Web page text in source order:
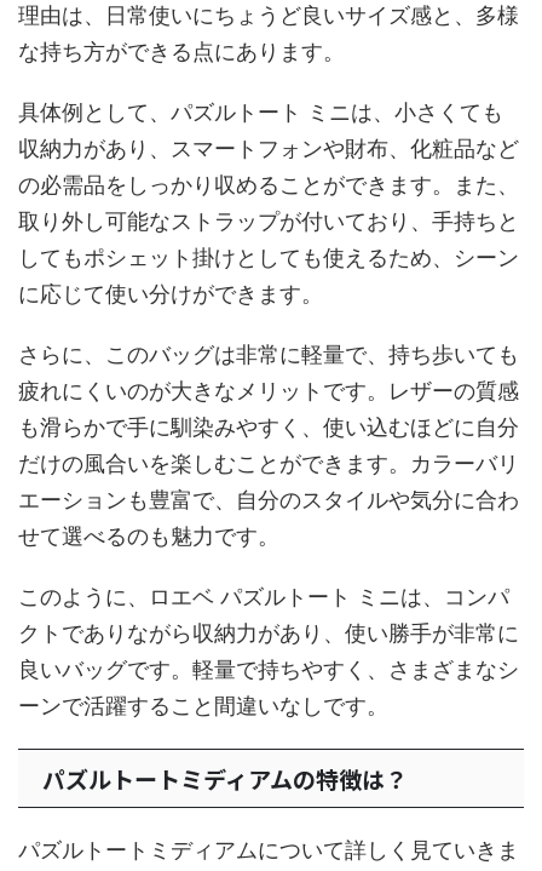
理由は、日常使いにちょうど良いサイズ感と、多様
な持ち方ができる点にあります。
具体例として、パズルトート ミニは、小さくても
収納力があり、スマートフォンや財布、化粧品など
の必需品をしっかり収めることができます。また、
取り外し可能なストラップが付いており、手持ちと
してもポシェット掛けとしても使えるため、シーン
に応じて使い分けができます。
さらに、このバッグは非常に軽量で、持ち歩いても
疲れにくいのが大きなメリットです。レザーの質感
も滑らかで手に馴染みやすく、使い込むほどに自分
だけの風合いを楽しむことができます。カラーバリ
エーションも豊富で、自分のスタイルや気分に合わ
せて選べるのも魅力です。
このように、ロエベ パズルトート ミニは、コンパ
クトでありながら収納力があり、使い勝手が非常に
良いバッグです。軽量で持ちやすく、さまざまなシ
ーンで活躍すること間違いなしです。
パズルトートミディアムの特徴は？
パズルトートミディアムについて詳しく見ていきま